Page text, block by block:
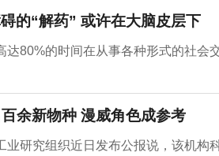
的“解药” 或许在大脑皮层下
达80%的时间在从事各种形式的社
余新物种 漫威角色成参考
业研究组织近日发布公报说，该机构